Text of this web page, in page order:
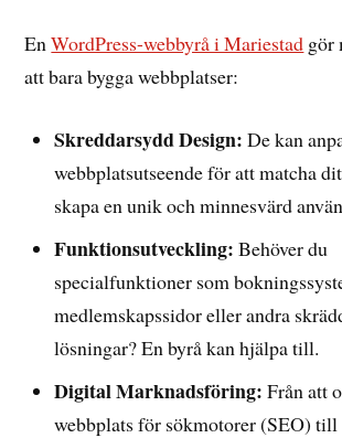
EnWordPress-webbyrå i Mariestad gör
att bara bygga webbplatser:
Skreddarsydd Design: De kan
webbplatsutseende för att matcha
skapa en unik och minnesvärd
Funktionsutveckling: Behöver du
specialfunktioner som
medlemskapssidor eller andra
lösningar? En byrå kan hjälpa till.
Digital Marknadsföring: Från att
webbplats för sökmotorer (SEO) till